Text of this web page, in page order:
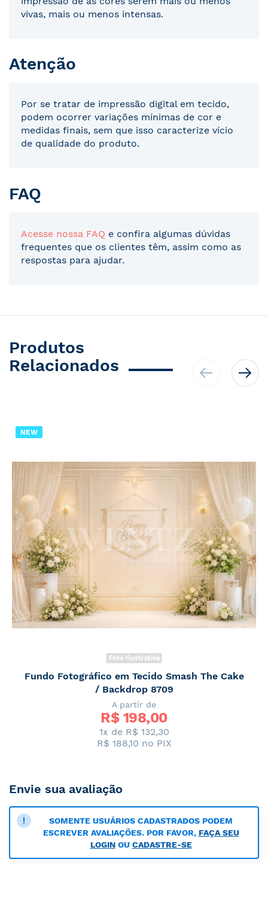
vivas, mais ou menos intensas.
Atenção
Por se tratar de impressão digital em tecido,
podem ocorrer variações mínimas de cor e
medidas finais, sem que isso caracterize vício
de qualidade do produto.
FAQ
Acesse nossa FAQ e confira algumas dúvidas
frequentes que os clientes têm, assim como as
respostas para ajudar.
Produtos
Relacionados
NEW
Foto Ilustrativa
Fundo Fotográfico em Tecido Smash The Cake
/ Backdrop 8709
A partir de
R$ 198,00
1x de R$ 132,30
R$ 188,10 no PIX
Envie sua avaliação
SOMENTE USUÁRIOS CADASTRADOS PODEM
ESCREVER AVALIAÇÕES. POR FAVOR, FAÇA SEU
LOGINOU CADASTRE-SE